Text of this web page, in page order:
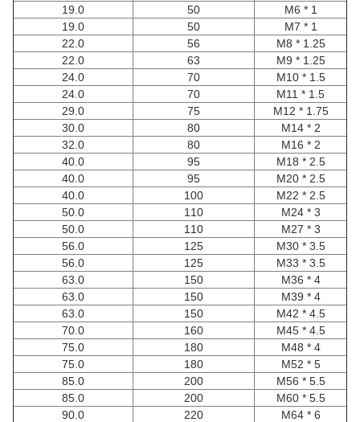
M6 * 1
50
19.0
M7 * 1
50
19.0
M8 * 1.25
56
22.0
M9 * 1.25
63
22.0
M10 * 1.5
70
24.0
M11 * 1.5
70
24.0
M12 * 1.75
75
29.0
M14 * 2
80
30.0
M16 * 2
80
32.0
M18 * 2.5
95
40.0
M20 * 2.5
95
40.0
M22 * 2.5
100
40.0
M24 * 3
110
50.0
M27 * 3
110
50.0
M30 * 3.5
125
56.0
M33 * 3.5
125
56.0
M36 * 4
150
63.0
M39 * 4
150
63.0
M42 * 4.5
150
63.0
M45 * 4.5
160
70.0
M48 * 4
180
75.0
M52 * 5
180
75.0
M56 * 5.5
200
85.0
M60 * 5.5
200
85.0
M64 * 6
220
90.0